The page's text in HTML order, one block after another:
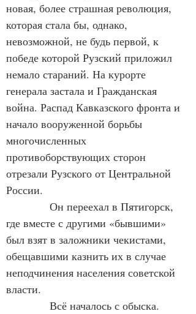
новая, более страшная революция,
которая стала бы, однако,
невозможной, не будь первой, к
победе которой Рузский приложил
немало стараний. На курорте
генерала застала и Гражданская
война. Распад Кавказского фронта и
начало вооруженной борьбы
многочисленных
противоборствующих сторон
отрезали Рузского от Центральной
России.
Он переехал в Пятигорск,
где вместе с другими «бывшими»
был взят в заложники чекистами,
обещавшими казнить их в случае
неподчинения населения советской
власти.
Всё началось с обыска.